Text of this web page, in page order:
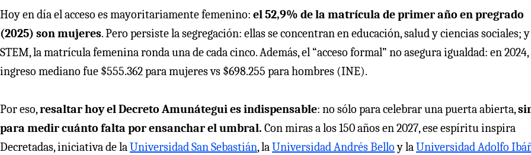
Hoy en día el acceso es mayoritariamente femenino: el 52,9% de la matrícula de primer año en pregrado
(2025) son mujeres. Pero persiste la segregación: ellas se concentran en educación, salud y ciencias sociales;
STEM, la matrícula femenina ronda una de cada cinco. Además, el “acceso formal” no asegura igualdad: en 2024,
ingreso mediano fue $555.362 para mujeres vs $698.255 para hombres (INE).
Por eso,resaltar hoy el Decreto Amunátegui es indispensable: no sólo para celebrar una puerta abierta,
para medir cuánto falta por ensanchar el umbral. Con miras a los 150 años en 2027, ese espíritu inspira
Decretadas, iniciativa de laUniversidad San Sebastián, laUniversidad Andrés Belloy laUniversidad Adolfo